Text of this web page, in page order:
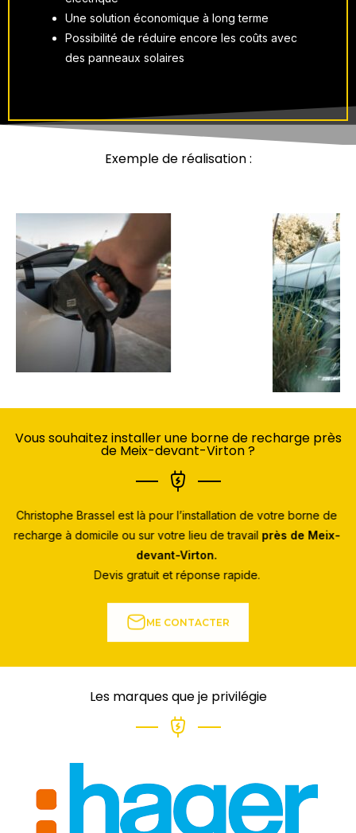
Une solution économique à long terme
Possibilité de réduire encore les coûts avec
des panneaux solaires
Exemple de réalisation :
Vous souhaitez installer une borne de recharge près
de Meix-devant-Virton ?
Christophe Brassel est là pour l’installation de votre borne de
recharge à domicile ou sur votre lieu de travailprès de Meix-
devant-Virton.
Devis gratuit et réponse rapide.
ME CONTACTER
Les marques que je privilégie